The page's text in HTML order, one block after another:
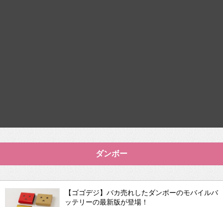
ダンボー
【ゴゴデジ】バカ売れしたダンボーのモバイルバ
ッテリーの最新版が登場！